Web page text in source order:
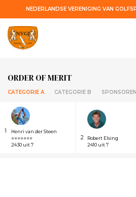
NEDERLANDSE VERENIGING VAN
ORDER OF MERIT
CATEGORIE A CATEGORIE B SPONSOREN
1
Henri van der Steen
⭐⭐⭐⭐⭐⭐⭐
2430 uit 7
2
Robert Elsing
2410 uit 7